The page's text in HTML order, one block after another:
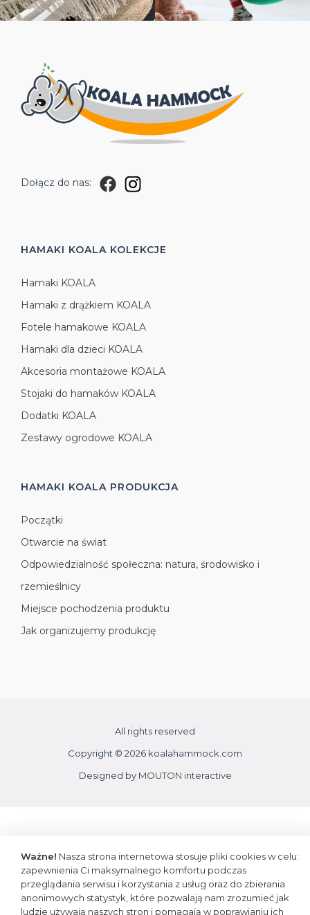
Dołącz do nas:
HAMAKI KOALA KOLEKCJE
Hamaki KOALA
Hamaki z drążkiem KOALA
Fotele hamakowe KOALA
Hamaki dla dzieci KOALA
Akcesoria montażowe KOALA
Stojaki do hamaków KOALA
Dodatki KOALA
Zestawy ogrodowe KOALA
HAMAKI KOALA PRODUKCJA
Początki
Otwarcie na świat
Odpowiedzialność społeczna: natura, środowisko i
rzemieślnicy
Miejsce pochodzenia produktu
Jak organizujemy produkcję
All rights reserved
Copyright © 2026 koalahammock.com
Designed by MOUTON interactive
Ważne! Nasza strona internetowa stosuje pliki cookies w celu:
zapewnienia Ci maksymalnego komfortu podczas
przeglądania serwisu i korzystania z usług oraz do zbierania
anonimowych statystyk, które pozwalają nam zrozumieć jak
ludzie używają naszych stron i pomagają w poprawianiu ich